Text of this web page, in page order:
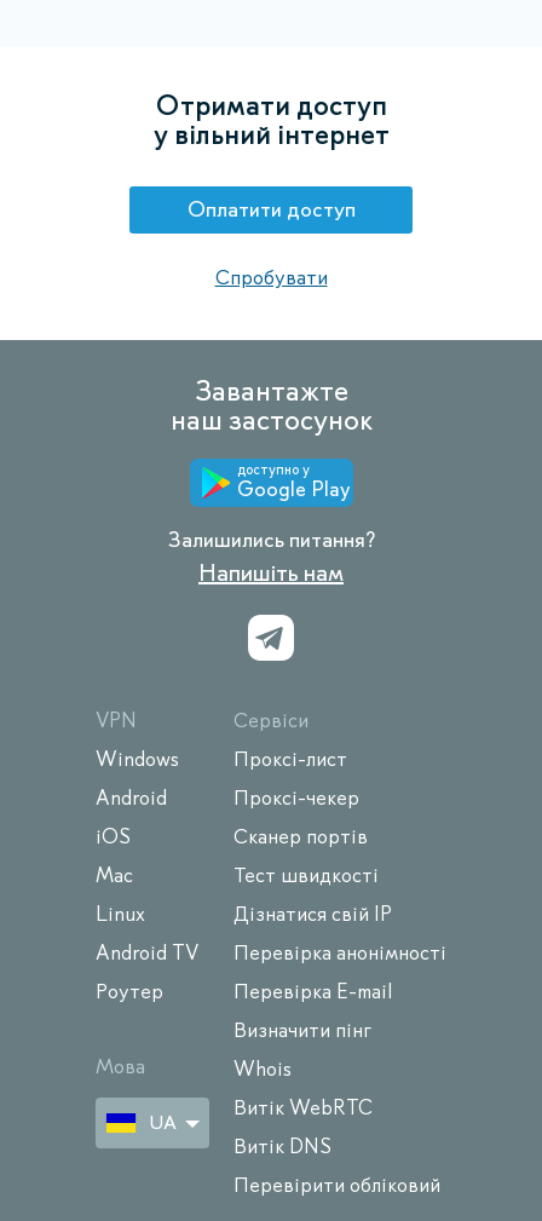
Отримати доступ
у вільний інтернет
Оплатити доступ
Спробувати
Завантажте
наш застосунок
доступно у
Google Play
Залишились питання?
Напишіть нам
VPN
Windows
Android
iOS
Mac
Linux
Android TV
Роутер
Мова
UA
Сервіси
Проксі-лист
Проксі-чекер
Сканер портів
Тест швидкості
Дізнатися свій IP
Перевірка анонімності
Перевірка E-mail
Визначити пінг
Whois
Витік WebRTC
Витік DNS
Перевірити обліковий